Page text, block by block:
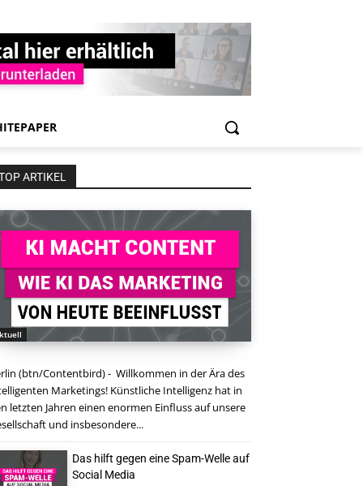
ARTIKEL
(btn/Contentbird) - Willkommen in der Ära des
Marketings! Künstliche Intelligenz hat in
letzten Jahren einen enormen Einfluss auf unsere
und insbesondere...
Das hilft gegen eine Spam-Welle auf
Social Media